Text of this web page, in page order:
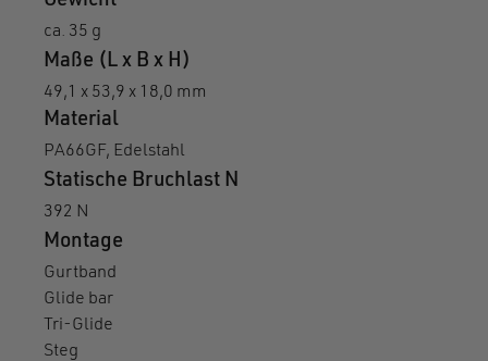
ca. 35 g
Maße (L x B x H)
49,1 x 53,9 x 18,0 mm
Material
PA66GF, Edelstahl
Statische Bruchlast N
392 N
Montage
Gurtband
Glide bar
Tri-Glide
Steg